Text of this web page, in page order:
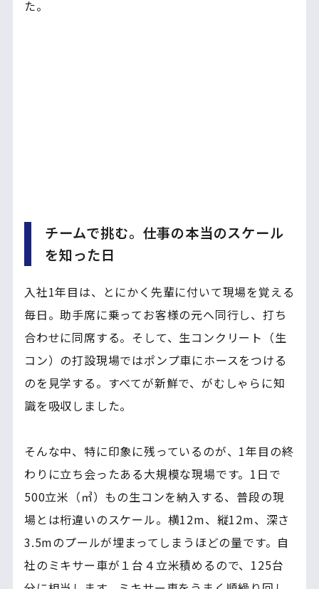
た。
チームで挑む。仕事の本当のスケール
を知った日
入社1年目は、とにかく先輩に付いて現場を覚える
毎日。助手席に乗ってお客様の元へ同行し、打ち
合わせに同席する。そして、生コンクリート（生
コン）の打設現場ではポンプ車にホースをつける
のを見学する。すべてが新鮮で、がむしゃらに知
識を吸収しました。
そんな中、特に印象に残っているのが、1年目の終
わりに立ち会ったある大規模な現場です。1日で
500立米（㎥）もの生コンを納入する、普段の現
場とは桁違いのスケール。横12m、縦12m、深さ
3.5mのプールが埋まってしまうほどの量です。自
社のミキサー車が１台４立米積めるので、125台